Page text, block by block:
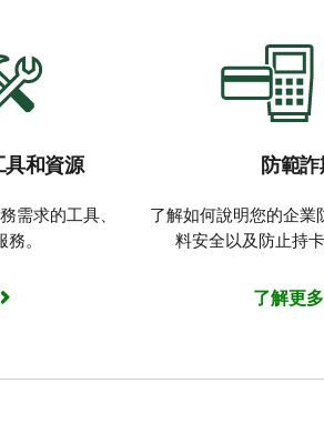
具和資源
需求的工具、
。
防範詐
了解如何說明您的企
料安全以及防止持
了解更多